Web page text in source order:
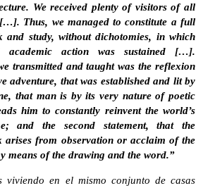
We received plenty of visitors of all
Thus, we managed to constitute a full
study, without dichotomies, in which
action was sustained […].
transmitted and taught was the reflexion
adventure, that was established and lit by
that man is by its very nature of poetic
him to constantly reinvent the world’s
and the second statement, that the
arises from observation or acclaim of the
means of the drawing and the word.”
viviendo en el mismo conjunto de casas